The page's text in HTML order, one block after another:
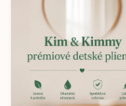
môžete byť istí,
dlhé roky a